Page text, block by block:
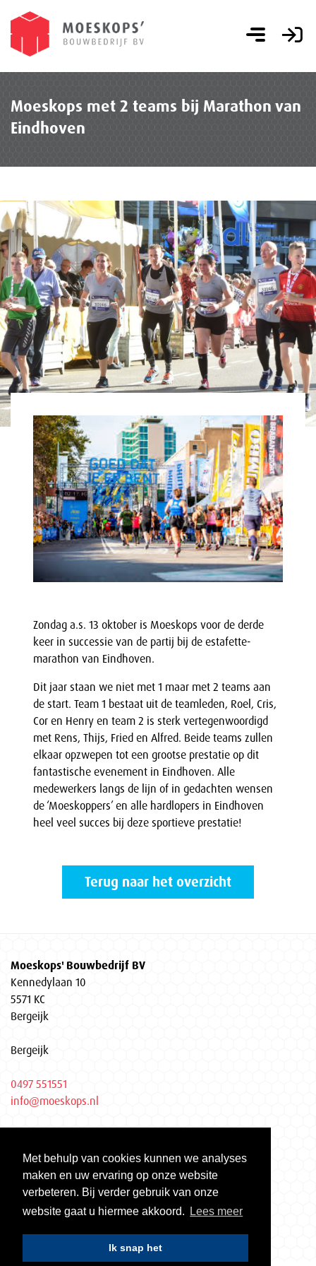
Met behulp van cookies kunnen we analyses
maken en uw ervaring op onze website
verbeteren. Bij verder gebruik van onze
website gaat u hiermee akkoord.
Lees meer
Ik snap het
Moeskops met 2 teams bij Marathon van
Eindhoven
Zondag a.s. 13 oktober is Moeskops voor de derde
keer in successie van de partij bij de estafette-
marathon van Eindhoven.
Dit jaar staan we niet met 1 maar met 2 teams aan
de start. Team 1 bestaat uit de teamleden, Roel, Cris,
Cor en Henry en team 2 is sterk vertegenwoordigd
met Rens, Thijs, Fried en Alfred. Beide teams zullen
elkaar opzwepen tot een grootse prestatie op dit
fantastische evenement in Eindhoven. Alle
medewerkers langs de lijn of in gedachten wensen
de ‘Moeskoppers’ en alle hardlopers in Eindhoven
heel veel succes bij deze sportieve prestatie!
Terug naar het overzicht
Moeskops' Bouwbedrijf BV
Kennedylaan 10
5571 KC
Bergeijk
Bergeijk
0497 551551
info@moeskops.nl
KvK Eindhoven 17037155
Gecertificeerd volgens ISO 9001 | ISO 14001 | VCA**